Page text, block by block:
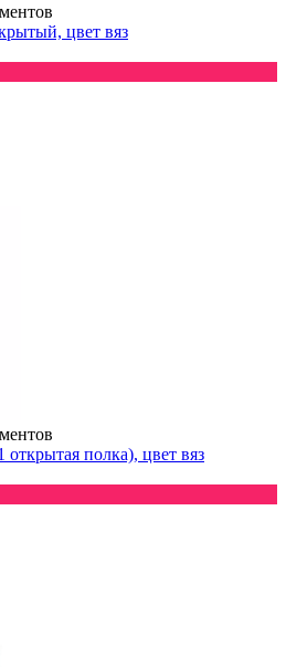
цвет вяз
полка), цвет вяз